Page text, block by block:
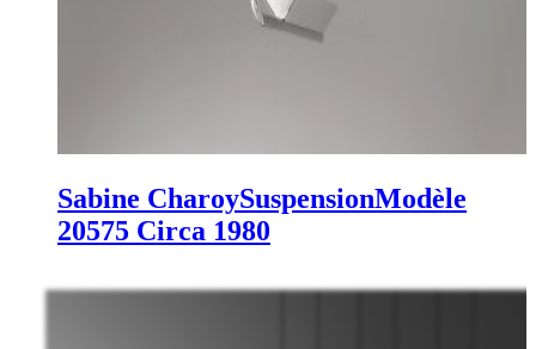
Sabine CharoySuspensionModèle
20575 Circa 1980